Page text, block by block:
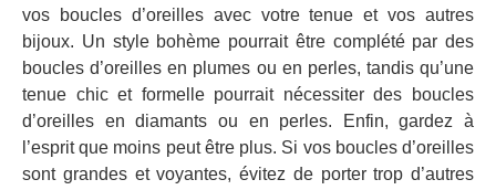
vos boucles d’oreilles avec votre tenue et vos autres
bijoux. Un style bohème pourrait être complété par des
boucles d’oreilles en plumes ou en perles, tandis qu’une
tenue chic et formelle pourrait nécessiter des boucles
d’oreilles en diamants ou en perles. Enfin, gardez à
l’esprit que moins peut être plus. Si vos boucles d’oreilles
sont grandes et voyantes, évitez de porter trop d’autres